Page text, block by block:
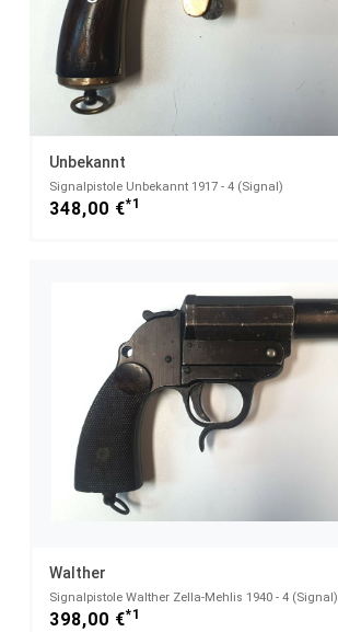
Unbekannt
Signalpistole Unbekannt 1917 - 4 (Signal)
348,00 €*1
Walther
Signalpistole Walther Zella-Mehlis 1940 - 4 (Signal)
398,00 €*1